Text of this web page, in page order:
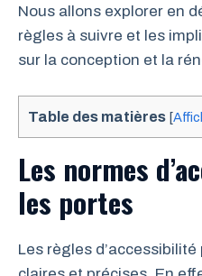
Nous allons explorer en
règles à suivre et les
sur la conception et la
Table des matières [
Les normes
les portes
Les règles